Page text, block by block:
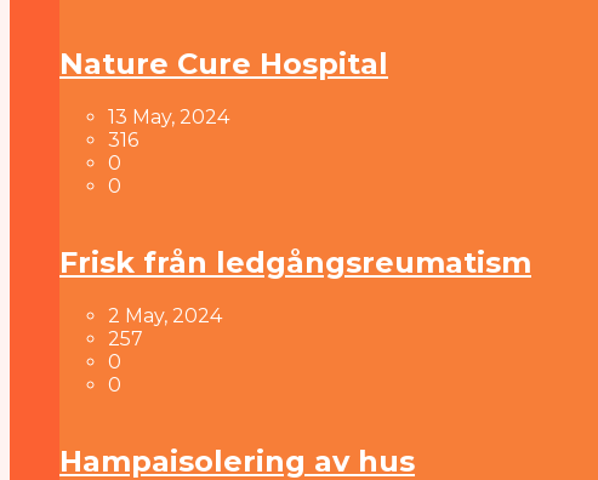
Nature Cure Hospital
13 May, 2024
316
0
0
Frisk från ledgångsreumatism
2 May, 2024
257
0
0
Hampaisolering av hus